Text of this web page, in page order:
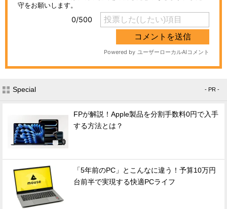
Special - PR -
FPが解説！Apple製品を分割手数料0円で入手
する方法とは？
「5年前のPC」とこんなに違う！予算10万円
台前半で実現する快適PCライフ